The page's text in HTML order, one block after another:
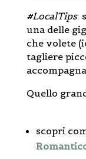
#LocalTips:
una delle
che volete
tagliere
Quello
scopri